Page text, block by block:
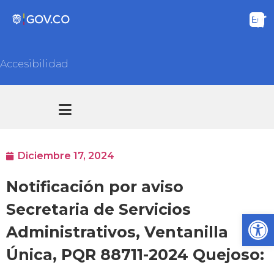
Accesibilidad
Diciembre 17, 2024
Notificación por aviso
Secretaria de Servicios
Administrativos, Ventanilla
Única, PQR 88711-2024 Quejoso: